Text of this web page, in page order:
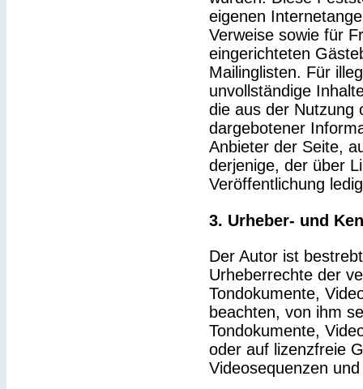
eigenen
Verweise sowie für
eingerichteten
Mailinglisten. Für
unvollständige
die aus der Nutzung
dargebotener
Anbieter der Seite,
derjenige, der über
Veröffentlichung
3. Urheber- und
Der Autor ist
Urheberrechte der
Tondokumente,
beachten, von ihm
Tondokumente,
oder auf lizenzfreie
Videosequenzen